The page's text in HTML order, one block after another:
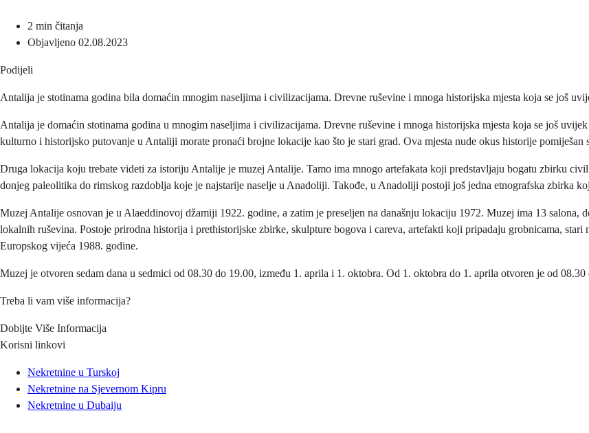
2 min čitanja
Objavljeno 02.08.2023
Podijeli
Antalija je stotinama godina bila domaćin mnogim naseljima i civilizacijama. Drevne ruševine i mnoga historijska mjesta koja se još
Antalija je domaćin stotinama godina u mnogim naseljima i civilizacijama. Drevne ruševine i mnoga historijska mjesta koja se još
kulturno i historijsko putovanje u Antaliji morate pronaći brojne lokacije kao što je stari grad. Ova mjesta nude okus historije pomiješan
Druga lokacija koju trebate videti za istoriju Antalije je muzej Antalije. Tamo ima mnogo artefakata koji predstavljaju bogatu zbirku
donjeg paleolitika do rimskog razdoblja koje je najstarije naselje u Anadoliji. Takođe, u Anadoliji postoji još jedna etnografska zbirka
Muzej Antalije osnovan je u Alaeddinovoj džamiji 1922. godine, a zatim je preseljen na današnju lokaciju 1972. Muzej ima 13 salona,
lokalnih ruševina. Postoje prirodna historija i prethistorijske zbirke, skulpture bogova i careva, artefakti koji pripadaju grobnicama,
Europskog vijeća 1988. godine.
Muzej je otvoren sedam dana u sedmici od 08.30 do 19.00, između 1. aprila i 1. oktobra. Od 1. oktobra do 1. aprila otvoren je od
Treba li vam više informacija?
Dobijte Više Informacija
Korisni linkovi
Nekretnine u Turskoj
Nekretnine na Sjevernom Kipru
Nekretnine u Dubaiju